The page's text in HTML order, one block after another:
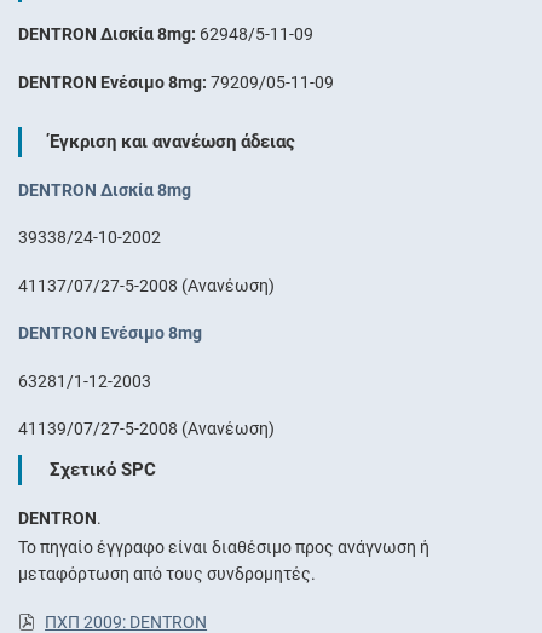
DENTRON Δισκία 8mg: 62948/5-11-09
DENTRON Ενέσιμο 8mg: 79209/05-11-09
Έγκριση και ανανέωση άδειας
DENTRON Δισκία 8mg
39338/24-10-2002
41137/07/27-5-2008 (Ανανέωση)
DENTRON Ενέσιμο 8mg
63281/1-12-2003
41139/07/27-5-2008 (Ανανέωση)
Σχετικό SPC
DENTRON.
Το πηγαίο έγγραφο είναι διαθέσιμο προς ανάγνωση ή
μεταφόρτωση από τους συνδρομητές.
ΠΧΠ 2009: DENTRON